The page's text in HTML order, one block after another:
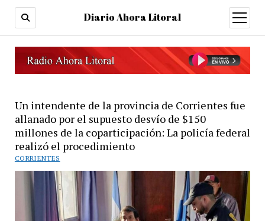
Diario Ahora Litoral
open
menu
Un intendente de la provincia de Corrientes fue
allanado por el supuesto desvío de $150
millones de la coparticipación: La policía federal
realizó el procedimiento
CORRIENTES